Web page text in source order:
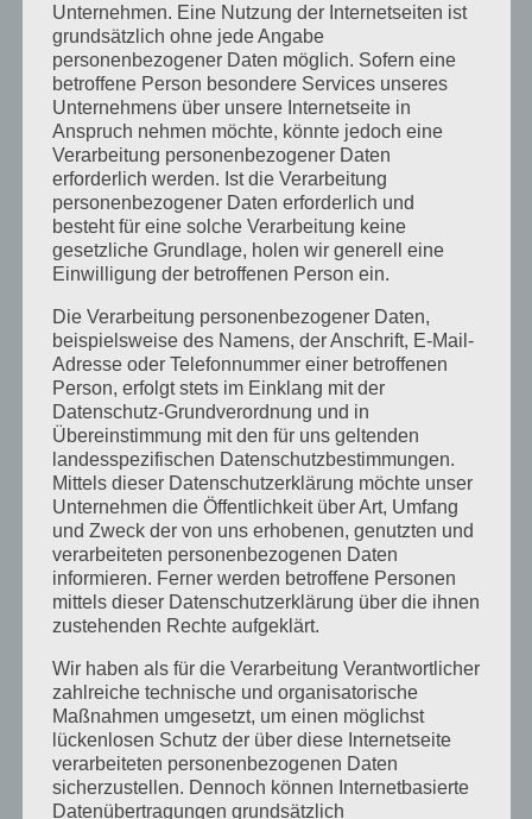
Februar 2025
Januar 2025
Dezember 2024
September 2024
August 2024
April 2024
März 2024
Januar 2024
Dezember 2023
November 2023
Oktober 2023
September 2023
Juli 2023
Juni 2023
Mai 2023
April 2023
März 2023
Februar 2023
Dezember 2022
Unternehmen. Eine Nutzung der Internetseiten ist
grundsätzlich ohne jede Angabe
personenbezogener Daten möglich. Sofern eine
betroffene Person besondere Services unseres
Unternehmens über unsere Internetseite in
Anspruch nehmen möchte, könnte jedoch eine
Verarbeitung personenbezogener Daten
erforderlich werden. Ist die Verarbeitung
personenbezogener Daten erforderlich und
besteht für eine solche Verarbeitung keine
gesetzliche Grundlage, holen wir generell eine
Einwilligung der betroffenen Person ein.
Die Verarbeitung personenbezogener Daten,
beispielsweise des Namens, der Anschrift, E-Mail-
Adresse oder Telefonnummer einer betroffenen
Person, erfolgt stets im Einklang mit der
Datenschutz-Grundverordnung und in
Übereinstimmung mit den für uns geltenden
landesspezifischen Datenschutzbestimmungen.
Mittels dieser Datenschutzerklärung möchte unser
Unternehmen die Öffentlichkeit über Art, Umfang
und Zweck der von uns erhobenen, genutzten und
verarbeiteten personenbezogenen Daten
informieren. Ferner werden betroffene Personen
mittels dieser Datenschutzerklärung über die ihnen
zustehenden Rechte aufgeklärt.
Wir haben als für die Verarbeitung Verantwortlicher
zahlreiche technische und organisatorische
Maßnahmen umgesetzt, um einen möglichst
lückenlosen Schutz der über diese Internetseite
verarbeiteten personenbezogenen Daten
sicherzustellen. Dennoch können Internetbasierte
Datenübertragungen grundsätzlich